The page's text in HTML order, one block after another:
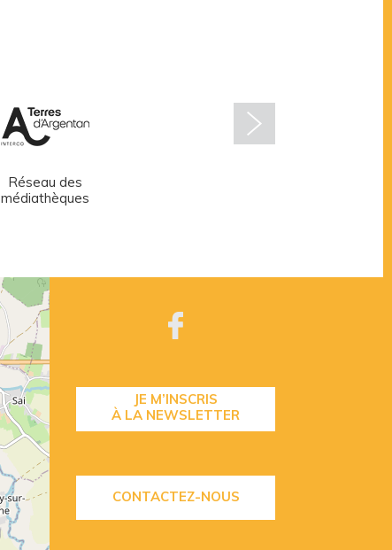
Réseau des
médiathèques
JE M’INSCRIS
À LA NEWSLETTER
CONTACTEZ-NOUS